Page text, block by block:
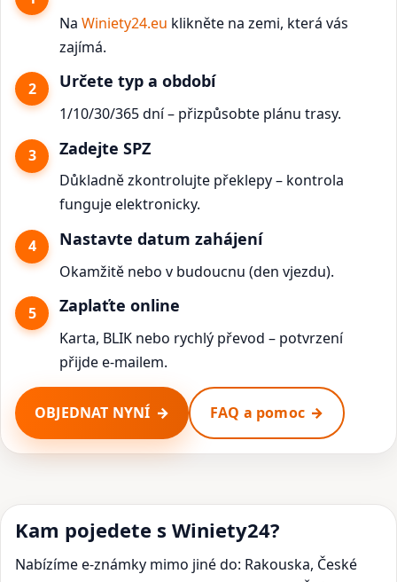
Na Winiety24.eu klikněte na zemi, která vás
zajímá.
Určete typ a období
1/10/30/365 dní – přizpůsobte plánu trasy.
Zadejte SPZ
Důkladně zkontrolujte překlepy – kontrola
funguje elektronicky.
Nastavte datum zahájení
Okamžitě nebo v budoucnu (den vjezdu).
Zaplaťte online
Karta, BLIK nebo rychlý převod – potvrzení
přijde e-mailem.
OBJEDNAT NYNÍ FAQ a pomoc
Kam pojedete s Winiety24?
Nabízíme e-známky mimo jiné do: Rakouska, České